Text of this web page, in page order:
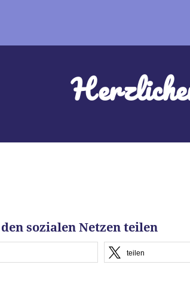
sozialen Netzen teilen
teilen